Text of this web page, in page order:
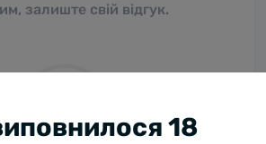
залиште свій відгук.
18